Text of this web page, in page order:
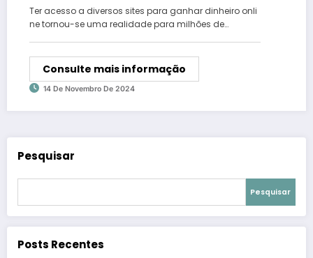
Ter acesso a diversos sites para ganhar dinheiro onli
ne tornou-se uma realidade para milhões de…
Consulte mais informação
14 De Novembro De 2024
Pesquisar
Pesquisar
Posts Recentes